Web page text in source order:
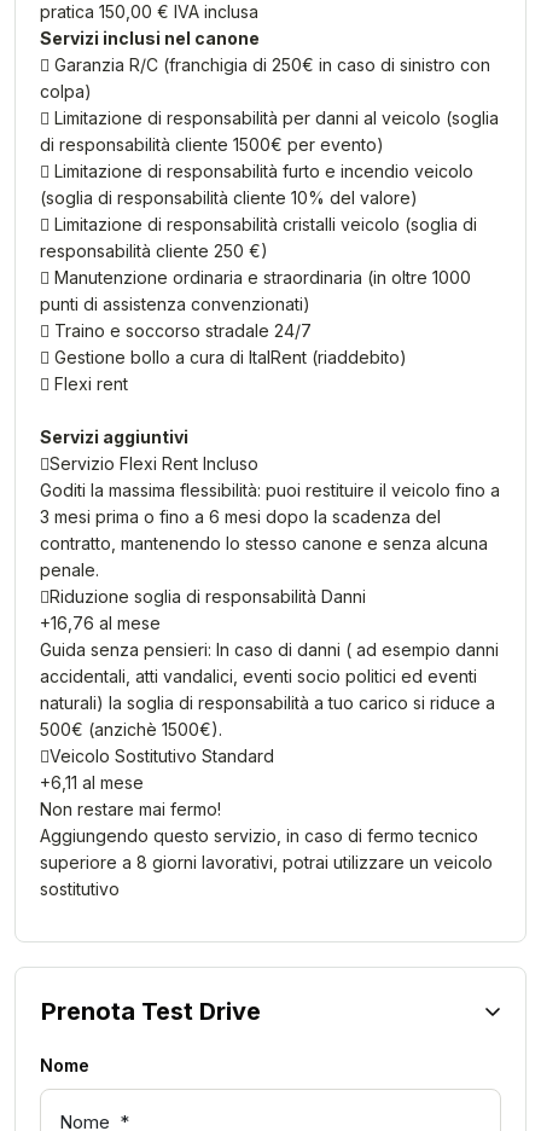
pratica 150,00 € IVA inclusa
Servizi inclusi nel canone
 Garanzia R/C (franchigia di 250€ in caso di sinistro con
colpa)
 Limitazione di responsabilità per danni al veicolo (soglia
di responsabilità cliente 1500€ per evento)
 Limitazione di responsabilità furto e incendio veicolo
(soglia di responsabilità cliente 10% del valore)
 Limitazione di responsabilità cristalli veicolo (soglia di
responsabilità cliente 250 €)
 Manutenzione ordinaria e straordinaria (in oltre 1000
punti di assistenza convenzionati)
 Traino e soccorso stradale 24/7
 Gestione bollo a cura di ItalRent (riaddebito)
 Flexi rent
Servizi aggiuntivi
Servizio Flexi Rent Incluso
Goditi la massima flessibilità: puoi restituire il veicolo fino a
3 mesi prima o fino a 6 mesi dopo la scadenza del
contratto, mantenendo lo stesso canone e senza alcuna
penale.
Riduzione soglia di responsabilità Danni
+16,76 al mese
Guida senza pensieri: In caso di danni ( ad esempio danni
accidentali, atti vandalici, eventi socio politici ed eventi
naturali) la soglia di responsabilità a tuo carico si riduce a
500€ (anzichè 1500€).
Veicolo Sostitutivo Standard
+6,11 al mese
Non restare mai fermo!
Aggiungendo questo servizio, in caso di fermo tecnico
superiore a 8 giorni lavorativi, potrai utilizzare un veicolo
sostitutivo
Prenota Test Drive
Nome